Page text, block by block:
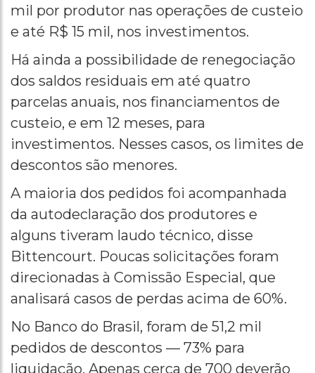
mil por produtor nas operações de custeio
e até R$ 15 mil, nos investimentos.
Há ainda a possibilidade de renegociação
dos saldos residuais em até quatro
parcelas anuais, nos financiamentos de
custeio, e em 12 meses, para
investimentos. Nesses casos, os limites de
descontos são menores.
A maioria dos pedidos foi acompanhada
da autodeclaração dos produtores e
alguns tiveram laudo técnico, disse
Bittencourt. Poucas solicitações foram
direcionadas à Comissão Especial, que
analisará casos de perdas acima de 60%.
No Banco do Brasil, foram de 51,2 mil
pedidos de descontos — 73% para
liquidação. Apenas cerca de 700 deverão